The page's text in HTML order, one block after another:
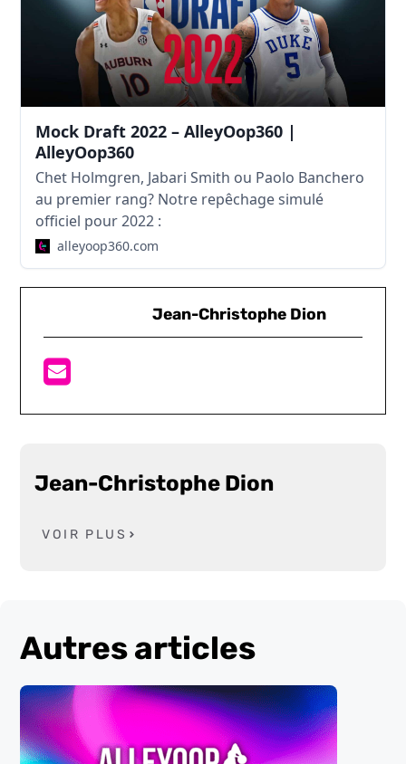
Mock Draft 2022 – AlleyOop360 |
AlleyOop360
Chet Holmgren, Jabari Smith ou Paolo Banchero
au premier rang? Notre repêchage simulé
officiel pour 2022 :
alleyoop360.com
Jean-Christophe Dion
Jean-Christophe Dion
VOIR PLUS
Autres articles